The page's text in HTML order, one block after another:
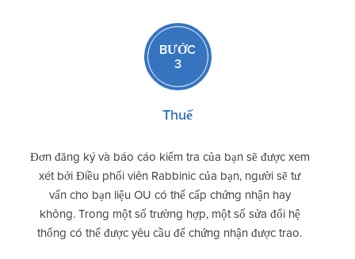
BƯỚC
3
Thuế
Đơn đăng ký và báo cáo kiểm tra của bạn sẽ được xem
xét bởi Điều phối viên Rabbinic của bạn, người sẽ tư
vấn cho bạn liệu OU có thể cấp chứng nhận hay
không. Trong một số trường hợp, một số sửa đổi hệ
thống có thể được yêu cầu để chứng nhận được trao.